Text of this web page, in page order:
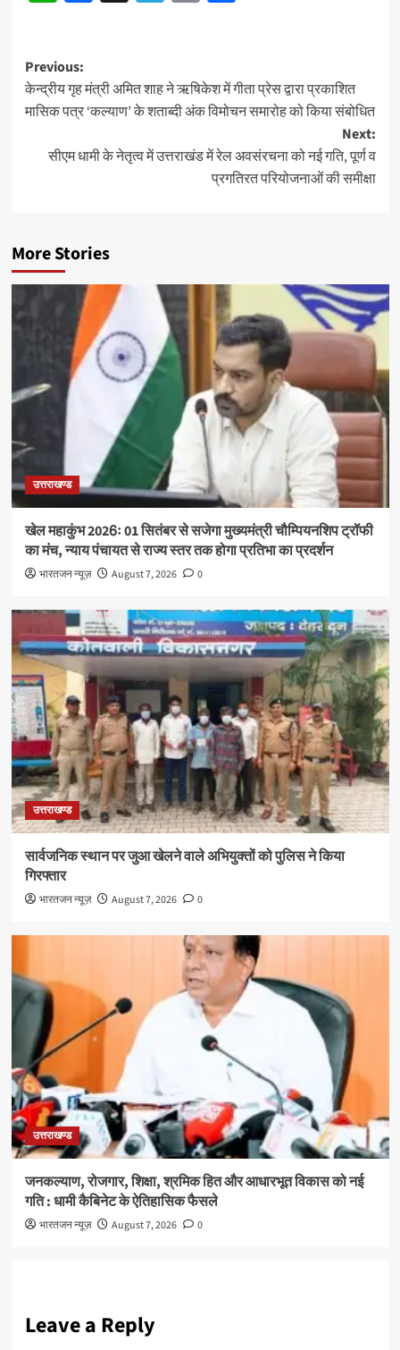
Post
navigation
Previous:
केन्द्रीय गृह मंत्री अमित शाह ने ऋषिकेश में गीता प्रेस द्वारा प्रकाशित
मासिक पत्र ‘कल्याण’ के शताब्दी अंक विमोचन समारोह को किया संबोधित
Next:
सीएम धामी के नेतृत्व में उत्तराखंड में रेल अवसंरचना को नई गति, पूर्ण व
प्रगतिरत परियोजनाओं की समीक्षा
More Stories
उत्तराखण्ड
खेल महाकुंभ 2026ः 01 सितंबर से सजेगा मुख्यमंत्री चौम्पियनशिप ट्रॉफी
का मंच, न्याय पंचायत से राज्य स्तर तक होगा प्रतिभा का प्रदर्शन
भारतजन न्यूज़ August 7, 2026 0
उत्तराखण्ड
सार्वजनिक स्थान पर जुआ खेलने वाले अभियुक्तों को पुलिस ने किया
गिरफ्तार
भारतजन न्यूज़ August 7, 2026 0
उत्तराखण्ड
जनकल्याण, रोजगार, शिक्षा, श्रमिक हित और आधारभूत विकास को नई
गति : धामी कैबिनेट के ऐतिहासिक फैसले
भारतजन न्यूज़ August 7, 2026 0
Leave a Reply